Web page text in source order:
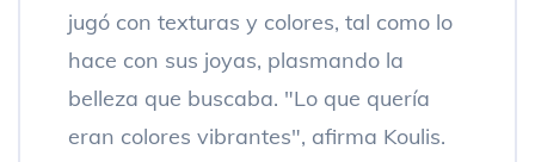
jugó con texturas y colores, tal como lo
hace con sus joyas, plasmando la
belleza que buscaba. "Lo que quería
eran colores vibrantes", afirma Koulis.